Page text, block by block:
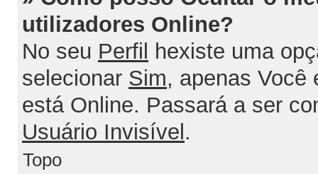
utilizadores Online?
No seu Perfil
hexiste uma
selecionar Sim, apenas Você
está Online. Passará a ser
Usuário Invisível .
Topo